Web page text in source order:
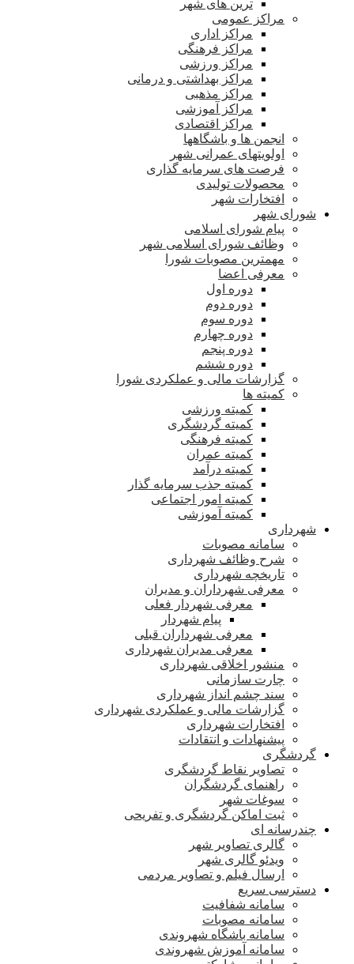
ترین های شهر
مراکز عمومی
مراکز اداری
مراکز فرهنگی
مراکز ورزشی
مراکز بهداشتی و درمانی
مراکز مذهبی
مراکز آموزشی
مراکز اقتصادی
انجمن ها و باشگاهها
اولویتهای عمرانی شهر
فرصت های سرمایه گذاری
محصولات تولیدی
افتخارات شهر
شورای شهر
پیام شورای اسلامی
وظائف شورای اسلامی شهر
مهمترین مصوبات شورا
معرفی اعضا
دوره اول
دوره دوم
دوره سوم
دوره چهارم
دوره پنجم
دوره ششم
گزارشات مالی و عملکردی شورا
کمیته ها
کمیته ورزشی
کمیته گردشگری
کمیته فرهنگی
کمیته عمران
کمیته درآمد
کمیته جذب سرمایه گذار
کمیته امور اجتماعی
کمیته آموزشی
شهرداری
سامانه مصوبات
شرح وظائف شهرداری
تاریخچه شهرداری
معرفی شهرداران و مدیران
معرفی شهردار فعلی
پیام شهردار
معرفی شهرداران قبلی
معرفی مدیران شهرداری
منشور اخلاقی شهرداری
چارت سازمانی
سند چشم انداز شهرداری
گزارشات مالی و عملکردی شهرداری
افتخارات شهرداری
پیشنهادات و انتقادات
گردشگری
تصاویر نقاط گردشگری
راهنمای گردشگران
سوغات شهر
ثبت اماکن گردشگری و تفریحی
چندرسانه ای
گالری تصاویر شهر
ویدئو گالری شهر
ارسال فیلم و تصاویر مردمی
دسترسی سریع
سامانه شفافیت
سامانه مصوبات
سامانه باشگاه شهروندی
سامانه آموزش شهروندی